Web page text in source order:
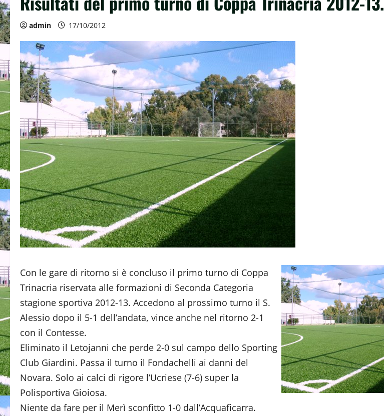
admin 17/10/2012
Con le gare di ritorno si è concluso il primo turno di Coppa
Trinacria riservata alle formazioni di Seconda Categoria
stagione sportiva 2012-13. Accedono al prossimo turno il S.
Alessio dopo il 5-1 dell’andata, vince anche nel ritorno 2-1
con il Contesse.
Eliminato il Letojanni che perde 2-0 sul campo dello Sporting
Club Giardini. Passa il turno il Fondachelli ai danni del
Novara. Solo ai calci di rigore l’Ucriese (7-6) super la
Polisportiva Gioiosa.
Niente da fare per il Merì sconfitto 1-0 dall’Acquaficarra.